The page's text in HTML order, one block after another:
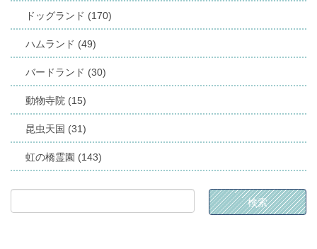
ドッグランド (170)
ハムランド (49)
バードランド (30)
動物寺院 (15)
昆虫天国 (31)
虹の橋霊園 (143)